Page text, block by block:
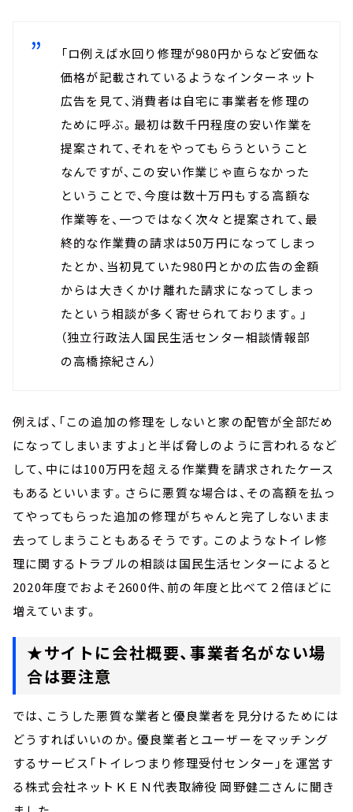
「ロ例えば水回り修理が980円からなど安価な
価格が記載されているようなインターネット
広告を見て、消費者は自宅に事業者を修理の
ために呼ぶ。最初は数千円程度の安い作業を
提案されて、それをやってもらうということ
なんですが、この安い作業じゃ直らなかった
ということで、今度は数十万円もする高額な
作業等を、一つではなく次々と提案されて、最
終的な作業費の請求は50万円になってしまっ
たとか、当初見ていた980円とかの広告の金額
からは大きくかけ離れた請求になってしまっ
たという相談が多く寄せられております。 」
（独立行政法人国民生活センター相談情報部
の高橋捺紀さん）
例えば、「この追加の修理をしないと家の配管が全部だめ
になってしまいますよ」と半ば脅しのように言われるなど
して、中には100万円を超える作業費を請求されたケース
もあるといいます。さらに悪質な場合は、その高額を払っ
てやってもらった追加の修理がちゃんと完了しないまま
去ってしまうこともあるそうです。このようなトイレ修
理に関するトラブルの相談は国民生活センターによると
2020年度でおよそ2600件、前の年度と比べて２倍ほどに
増えています。
★サイトに会社概要、事業者名がない場
合は要注意
では、こうした悪質な業者と優良業者を見分けるためには
どうすればいいのか。優良業者とユーザーをマッチング
するサービス「トイレつまり修理受付センター」を運営す
る株式会社ネットＫＥＮ代表取締役 岡野健二さんに聞き